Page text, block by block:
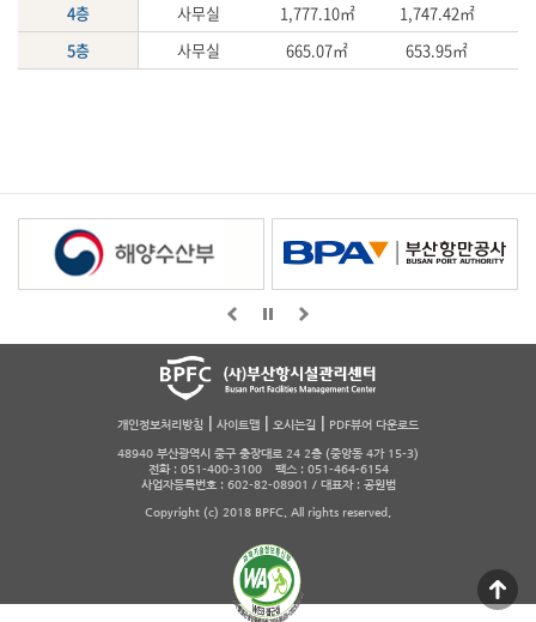
4층
사무실 1,777.10㎡ 1,747.42㎡
5층
사무실 665.07㎡ 653.95㎡
개인정보처리방침 사이트맵 오시는길 PDF뷰어 다운로드
48940 부산광역시 중구 충장대로 24 2층 (중앙동 4가 15-3)
전화 : 051-400-3100 팩스 : 051-464-6154
사업자등록번호 : 602-82-08901 / 대표자 : 공원범
Copyright (c) 2018 BPFC. All rights reserved.